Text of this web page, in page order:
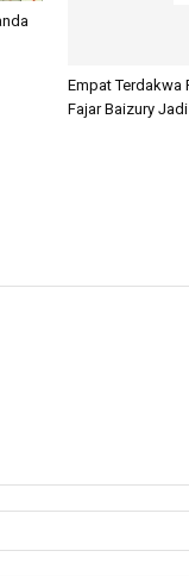
Empat Terdakwa
Fajar Baizury